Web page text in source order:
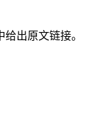
出原文链接。